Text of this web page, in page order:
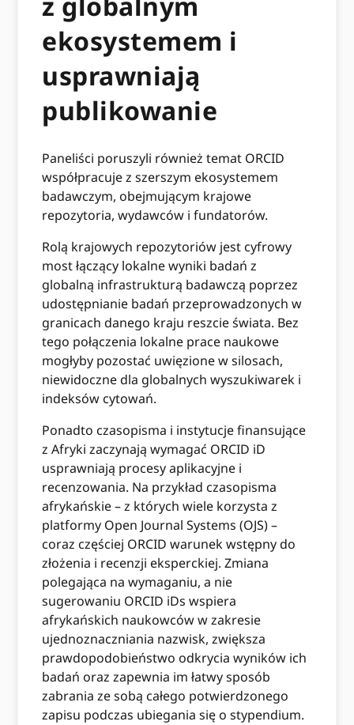
ekosystemem i
usprawniają
publikowanie
Paneliści poruszyli również temat ORCID
współpracuje z szerszym ekosystemem
badawczym, obejmującym krajowe
repozytoria, wydawców i fundatorów.
Rolą krajowych repozytoriów jest cyfrowy
most łączący lokalne wyniki badań z
globalną infrastrukturą badawczą poprzez
udostępnianie badań przeprowadzonych w
granicach danego kraju reszcie świata. Bez
tego połączenia lokalne prace naukowe
mogłyby pozostać uwięzione w silosach,
niewidoczne dla globalnych wyszukiwarek i
indeksów cytowań.
Ponadto czasopisma i instytucje finansujące
z Afryki zaczynają wymagać ORCID iD
usprawniają procesy aplikacyjne i
recenzowania. Na przykład czasopisma
afrykańskie – z których wiele korzysta z
platformy Open Journal Systems (OJS) –
coraz częściej ORCID warunek wstępny do
złożenia i recenzji eksperckiej. Zmiana
polegająca na wymaganiu, a nie
sugerowaniu ORCID iDs wspiera
afrykańskich naukowców w zakresie
ujednoznaczniania nazwisk, zwiększa
prawdopodobieństwo odkrycia wyników ich
badań oraz zapewnia im łatwy sposób
zabrania ze sobą całego potwierdzonego
zapisu podczas ubiegania się o stypendium.